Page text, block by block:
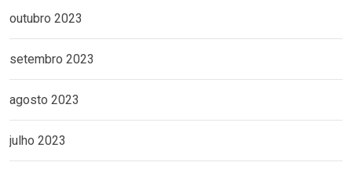
outubro 2023
setembro 2023
agosto 2023
julho 2023